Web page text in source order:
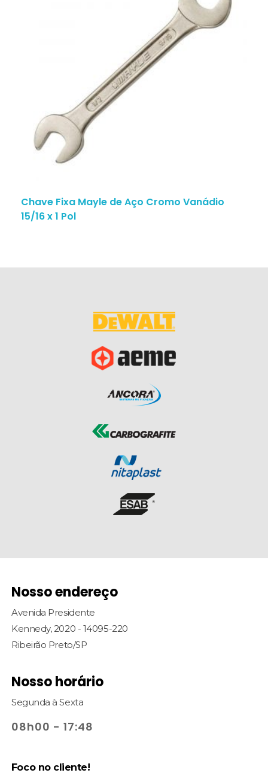
Chave Fixa Mayle de Aço Cromo Vanádio
15/16 x 1 Pol
Nosso endereço
Avenida Presidente
Kennedy, 2020 - 14095-220
Ribeirão Preto/SP
Nosso horário
Segunda à Sexta
08h00 - 17:48
Foco no cliente!